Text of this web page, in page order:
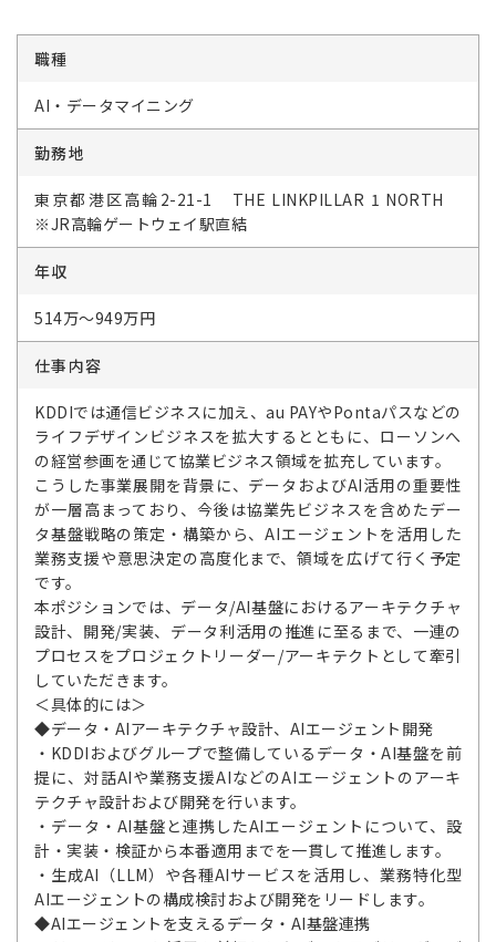
職種
AI・データマイニング
勤務地
東京都港区高輪2-21-1 THE LINKPILLAR 1 NORTH
※JR高輪ゲートウェイ駅直結
年収
514万～949万円
仕事内容
KDDIでは通信ビジネスに加え、au PAYやPontaパスなどの
ライフデザインビジネスを拡大するとともに、ローソンへ
の経営参画を通じて協業ビジネス領域を拡充しています。
こうした事業展開を背景に、データおよびAI活用の重要性
が一層高まっており、今後は協業先ビジネスを含めたデー
タ基盤戦略の策定・構築から、AIエージェントを活用した
業務支援や意思決定の高度化まで、領域を広げて行く予定
です。
本ポジションでは、データ/AI基盤におけるアーキテクチャ
設計、開発/実装、データ利活用の推進に至るまで、一連の
プロセスをプロジェクトリーダー/アーキテクトとして牽引
していただきます。
＜具体的には＞
◆データ・AIアーキテクチャ設計、AIエージェント開発
・KDDIおよびグループで整備しているデータ・AI基盤を前
提に、対話AIや業務支援AIなどのAIエージェントのアーキ
テクチャ設計および開発を行います。
・データ・AI基盤と連携したAIエージェントについて、設
計・実装・検証から本番適用までを一貫して推進します。
・生成AI（LLM）や各種AIサービスを活用し、業務特化型
AIエージェントの構成検討および開発をリードします。
◆AIエージェントを支えるデータ・AI基盤連携